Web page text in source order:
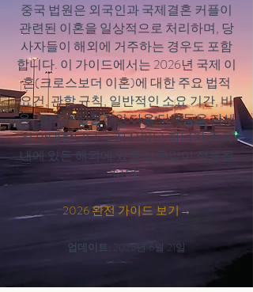
중국 법원은 외국인과 국제결혼 커플이
관련된 이혼을 일상적으로 처리하며, 당
사자들이 해외에 거주하는 경우도 포함
합니다. 이 가이드에서는 2026년 국제 이
혼(크로스보더 이혼)에 대한 주요 법적
요건, 관할 규칙, 일반적인 소요 기간, 비
용, 그리고 실질적인 다음 단계들을 자세
히 안내합니다 — 자산이나 자녀가 중국
내에 있든 해외에 있든 상관없이 적용됩
니다.
2026 완전 가이드 보기→
업데이트: 2026년 6월 21일